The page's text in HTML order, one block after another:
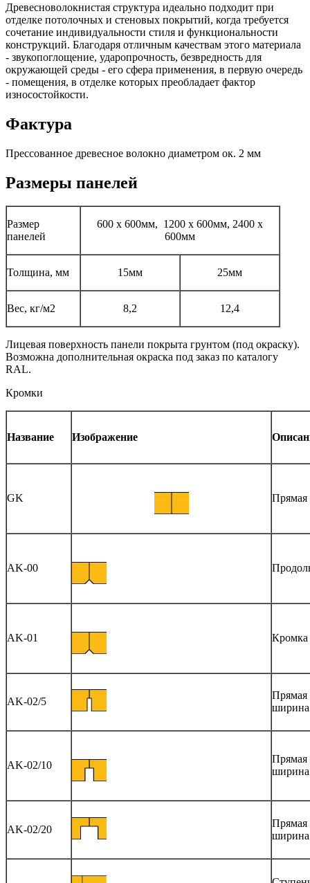
Древесноволокнистая структура идеально подходит при
отделке потолочных и стеновых покрытий, когда требуется
сочетание индивидуальности стиля и функциональности
конструкций. Благодаря отличным качествам этого материала
- звукопоглощение, ударопрочность, безвредность для
окружающей среды - его сфера применения, в первую очередь
- помещения, в отделке которых преобладает фактор
износостойкости.
Фактура
Прессованное древесное волокно диаметром ок. 2 мм
Размеры панелей
Размер
панелей
600 х 600мм, 1200 х 600мм, 2400 х
600мм
Толщина, мм 15мм 25мм
Вес, кг/м2 8,2 12,4
Лицевая поверхность панели покрыта грунтом (под окраску).
Возможна дополнительная окраска под заказ по каталогу
RAL.
Кромки
Название Изображение
GK Прямая
AK-00
AK-01 Кромка
AK-02/5
Прямая
AK-02/10
Прямая
AK-02/20
Прямая